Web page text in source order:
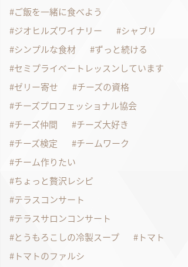
ご飯を一緒に食べよう
ジオヒルズワイナリー
シャブリ
シンプルな食材
ずっと続ける
セミプライベートレッスンしています
ゼリー寄せ
チーズの資格
チーズプロフェッショナル協会
チーズ仲間
チーズ大好き
チーズ検定
チームワーク
チーム作りたい
ちょっと贅沢レシピ
テラスコンサート
テラスサロンコンサート
とうもろこしの冷製スープ
トマト
トマトのファルシ